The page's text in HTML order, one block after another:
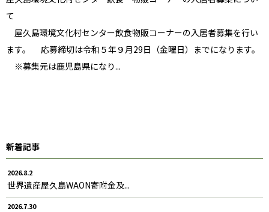
て
屋久島環境文化村センター飲食物販コーナーの入居者募集を行い
ます。 応募締切は令和５年９月29日（金曜日）までになります。
※募集元は鹿児島県になり...
新着記事
2026.8.2
世界遺産屋久島WAON寄附金及...
2026.7.30